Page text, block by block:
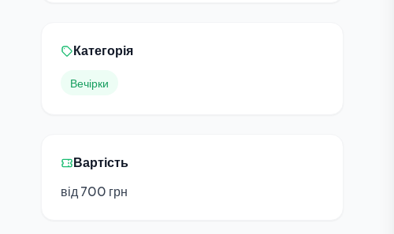
Категорія
Вечірки
Вартість
від 700 грн